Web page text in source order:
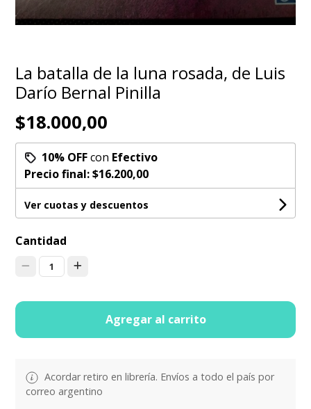
La batalla de la luna rosada, de Luis
Darío Bernal Pinilla
$18.000,00
10% OFFcon Efectivo
Precio final:$16.200,00
Ver cuotas y descuentos
Cantidad
1
Agregar al carrito
Acordar retiro en librería. Envíos a todo el país por
correo argentino